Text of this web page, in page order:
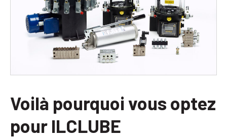
Voilà pourquoi vous optez
pour ILCLUBE